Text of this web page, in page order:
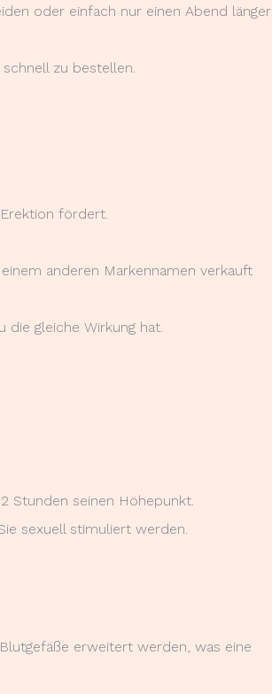
oder einfach nur einen Abend länger
zu bestellen.
fördert.
anderen Markennamen verkauft
die gleiche Wirkung hat.
Stunden seinen Höhepunkt.
sexuell stimuliert werden.
erweitert werden, was eine